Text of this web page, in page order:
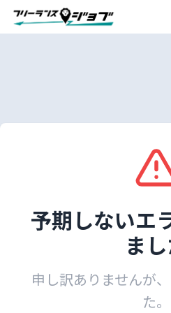
予期しないエ
ま
申し訳ありませんが
た。